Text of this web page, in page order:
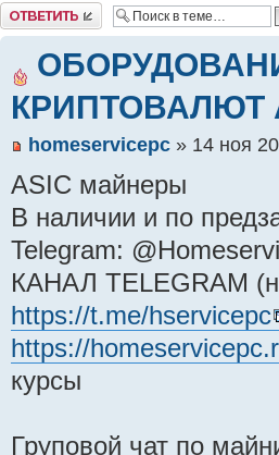
Комментировать
КРИПТОВАЛЮТ
homeservicepc » 14 ноя
ASIC майнеры
В наличии и по
Telegram:
КАНАЛ TELEGRAM
https://t.me/hservicepc
https://
курсы
Груповой чат по